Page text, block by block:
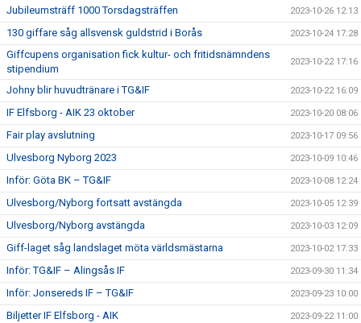
Jubileumsträff 1000 Torsdagsträffen 2023-10-26 12:13
130 giffare såg allsvensk guldstrid i Borås 2023-10-24 17:28
Giffcupens organisation fick kultur- och fritidsnämndens
stipendium
2023-10-22 17:16
Johny blir huvudtränare i TG&IF 2023-10-22 16:09
IF Elfsborg - AIK 23 oktober 2023-10-20 08:06
Fair play avslutning 2023-10-17 09:56
Ulvesborg Nyborg 2023 2023-10-09 10:46
Inför: Göta BK – TG&IF 2023-10-08 12:24
Ulvesborg/Nyborg fortsatt avstängda 2023-10-05 12:39
Ulvesborg/Nyborg avstängda 2023-10-03 12:09
Giff-laget såg landslaget möta världsmästarna 2023-10-02 17:33
Inför: TG&IF – Alingsås IF 2023-09-30 11:34
Inför: Jonsereds IF – TG&IF 2023-09-23 10:00
Biljetter IF Elfsborg - AIK 2023-09-22 11:00